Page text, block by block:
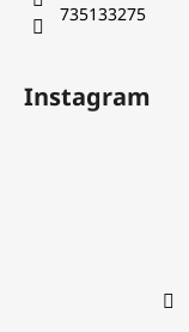
735133275
Instagram